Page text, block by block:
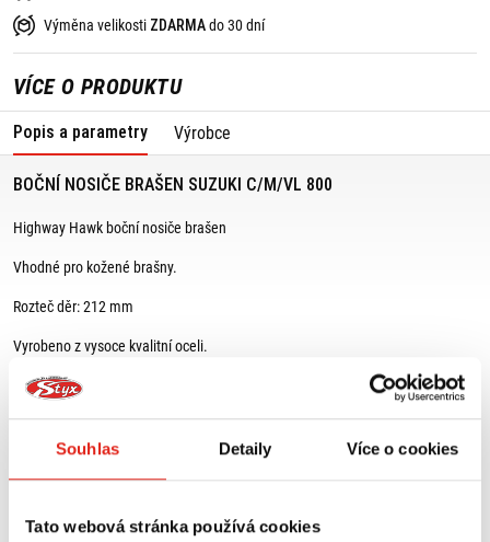
Souhlas Detaily Více o cookies
Tato webová stránka používá cookies
Výměna velikosti ZDARMAdo 30 dní
VÍCE O PRODUKTU
Popis a parametry Výrobce
BOČNÍ NOSIČE BRAŠEN SUZUKI C/M/VL 800
Highway Hawk boční nosiče brašen
Vhodné pro kožené brašny.
Rozteč děr: 212 mm
Vyrobeno z vysoce kvalitní oceli.
Vhodné pro:
Suzuki VL 800 Volusia (01-05)
Suzuki VZ 800 Marauder (05-09)